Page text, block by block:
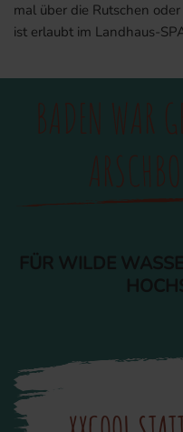
mal über die Rutschen
ist erlaubt im Landhaus-